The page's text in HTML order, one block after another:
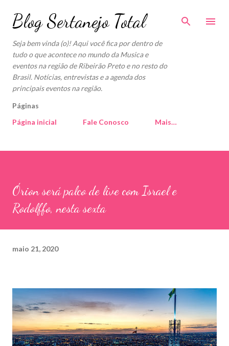
Pular para o conteúdo principal
Blog Sertanejo Total
Seja bem vinda (o)! Aqui você fica por dentro de
tudo o que acontece no mundo da Musica e
eventos na região de Ribeirão Preto e no resto do
Brasil. Notícias, entrevistas e a agenda dos
principais eventos na região.
Páginas
Página inicial
Fale Conosco Mais…
Órion será palco de live com Israel e
Rodolffo, nesta sexta
maio 21, 2020